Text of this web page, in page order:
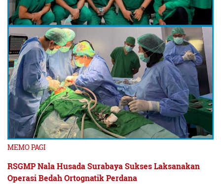
MEMO PAGI
RSGMP Nala Husada Surabaya Sukses Laksanakan
Operasi Bedah Ortognatik Perdana